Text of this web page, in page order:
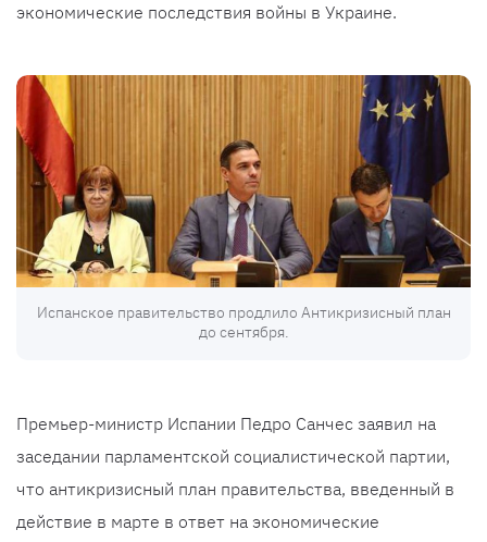
экономические последствия войны в Украине.
Испанское правительство продлило Антикризисный план
до сентября.
Премьер-министр Испании Педро Санчес заявил на
заседании парламентской социалистической партии,
что антикризисный план правительства, введенный в
действие в марте в ответ на экономические